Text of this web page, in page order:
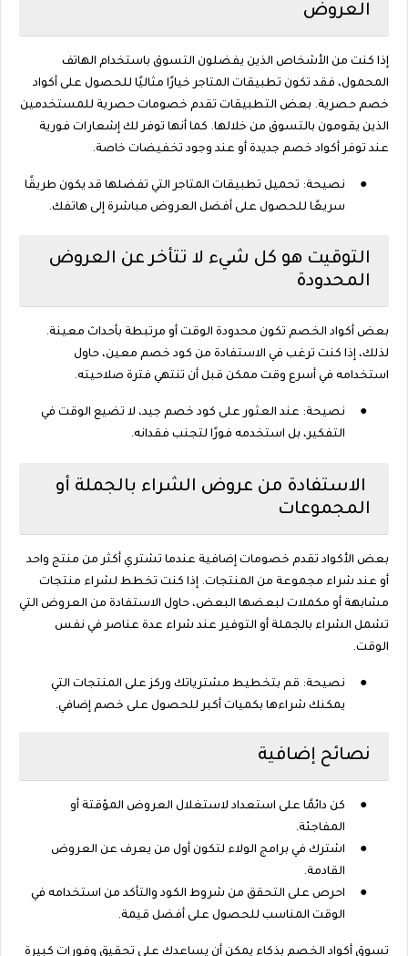
العروض
إذا كنت من الأشخاص الذين يفضلون التسوق باستخدام الهاتف
المحمول، فقد تكون تطبيقات المتاجر خيارًا مثاليًا للحصول على أكواد
خصم حصرية. بعض التطبيقات تقدم خصومات حصرية للمستخدمين
الذين يقومون بالتسوق من خلالها. كما أنها توفر لك إشعارات فورية
عند توفر أكواد خصم جديدة أو عند وجود تخفيضات خاصة.
●
نصيحة: تحميل تطبيقات المتاجر التي تفضلها قد يكون طريقًا
سريعًا للحصول على أفضل العروض مباشرة إلى هاتفك.
التوقيت هو كل شيء لا تتأخر عن العروض
المحدودة
بعض أكواد الخصم تكون محدودة الوقت أو مرتبطة بأحداث معينة.
لذلك، إذا كنت ترغب في الاستفادة من كود خصم معين، حاول
استخدامه في أسرع وقت ممكن قبل أن تنتهي فترة صلاحيته.
●
نصيحة: عند العثور على كود خصم جيد، لا تضيع الوقت في
التفكير، بل استخدمه فورًا لتجنب فقدانه.
الاستفادة من عروض الشراء بالجملة أو
المجموعات
بعض الأكواد تقدم خصومات إضافية عندما تشتري أكثر من منتج واحد
أو عند شراء مجموعة من المنتجات. إذا كنت تخطط لشراء منتجات
مشابهة أو مكملات لبعضها البعض، حاول الاستفادة من العروض التي
تشمل الشراء بالجملة أو التوفير عند شراء عدة عناصر في نفس
الوقت.
●
نصيحة: قم بتخطيط مشترياتك وركز على المنتجات التي
يمكنك شراءها بكميات أكبر للحصول على خصم إضافي.
نصائح إضافية
●
كن دائمًا على استعداد لاستغلال العروض المؤقتة أو
المفاجئة.
●
اشترك في برامج الولاء لتكون أول من يعرف عن العروض
القادمة.
●
احرص على التحقق من شروط الكود والتأكد من استخدامه في
الوقت المناسب للحصول على أفضل قيمة.
تسوق أكواد الخصم بذكاء يمكن أن يساعدك على تحقيق وفورات كبيرة